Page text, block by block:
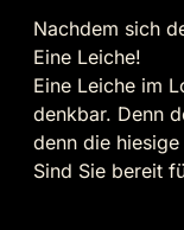
Nachdem sich
Eine Leiche!
Eine Leiche im
denkbar. Denn
denn die
Sind Sie bereit